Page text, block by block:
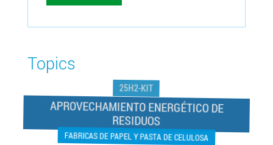
Topics
25H2-KIT
APROVECHAMIENTO ENERGÉTICO DE
RESIDUOS
FABRICAS DE PAPEL Y PASTA DE CELULOSA